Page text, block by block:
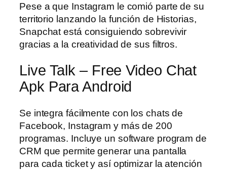
Pese a que Instagram le comió parte de su
territorio lanzando la función de Historias,
Snapchat está consiguiendo sobrevivir
gracias a la creatividad de sus filtros.
Live Talk – Free Video Chat
Apk Para Android
Se integra fácilmente con los chats de
Facebook, Instagram y más de 200
programas. Incluye un software program de
CRM que permite generar una pantalla
para cada ticket y así optimizar la atención